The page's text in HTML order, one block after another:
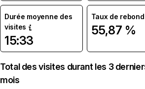
Durée moyenne des
visites
15:33
Taux de rebond
55,87 %
Total des visites durant les 3
mois